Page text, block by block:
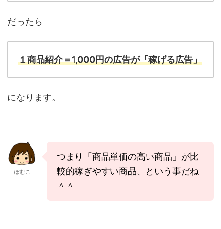
だったら
１商品紹介＝1,000円の広告が「稼げる広告」
になります。
ぽむこ
つまり「商品単価の高い商品」が比
較的稼ぎやすい商品、という事だね
＾＾